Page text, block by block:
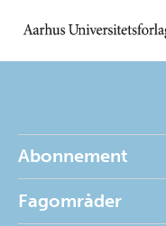
Abonnement
Fagområder